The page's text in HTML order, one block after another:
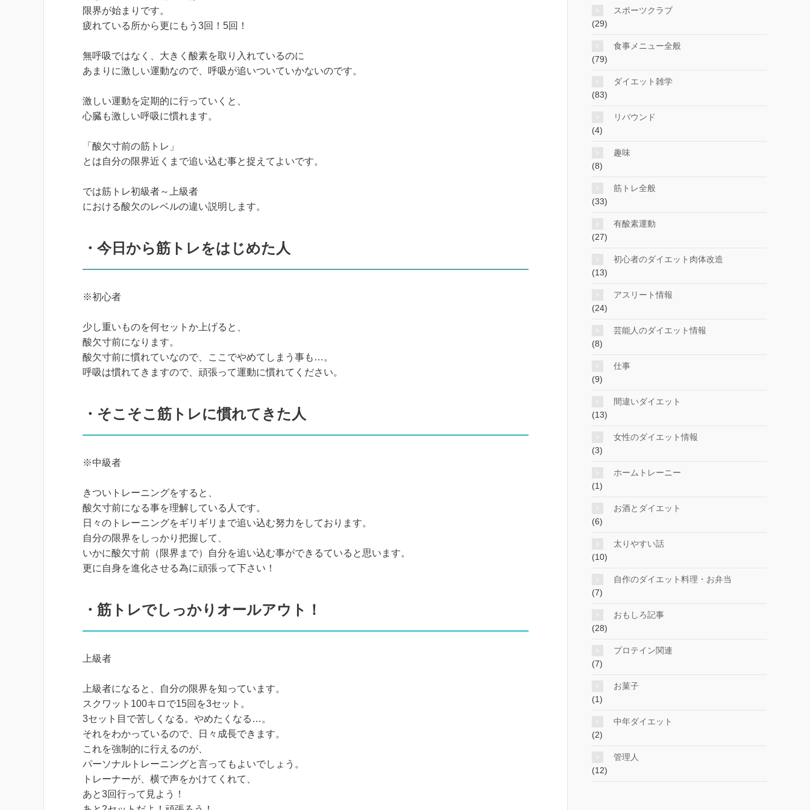
限界が始まりです。
疲れている所から更にもう3回！5回！
無呼吸ではなく、大きく酸素を取り入れているのに
あまりに激しい運動なので、呼吸が追いついていかないのです。
激しい運動を定期的に行っていくと、
心臓も激しい呼吸に慣れます。
「酸欠寸前の筋トレ」
とは自分の限界近くまで追い込む事と捉えてよいです。
では筋トレ初級者～上級者
における酸欠のレベルの違い説明します。
・今日から筋トレをはじめた人
※初心者
少し重いものを何セットか上げると、
酸欠寸前になります。
酸欠寸前に慣れていなので、ここでやめてしまう事も…。
呼吸は慣れてきますので、頑張って運動に慣れてください。
・そこそこ筋トレに慣れてきた人
※中級者
きついトレーニングをすると、
酸欠寸前になる事を理解している人です。
日々のトレーニングをギリギリまで追い込む努力をしております。
自分の限界をしっかり把握して、
いかに酸欠寸前（限界まで）自分を追い込む事ができるていると思います。
更に自身を進化させる為に頑張って下さい！
・筋トレでしっかりオールアウト！
上級者
上級者になると、自分の限界を知っています。
スクワット100キロで15回を3セット。
3セット目で苦しくなる。やめたくなる…。
それをわかっているので、日々成長できます。
これを強制的に行えるのが、
パーソナルトレーニングと言ってもよいでしょう。
トレーナーが、横で声をかけてくれて、
あと3回行って見よう！
スポーツクラブ
(29)
食事メニュー全般
(79)
ダイエット雑学
(83)
リバウンド
(4)
趣味
(8)
筋トレ全般
(33)
有酸素運動
(27)
初心者のダイエット肉体改造
(13)
アスリート情報
(24)
芸能人のダイエット情報
(8)
仕事
(9)
間違いダイエット
(13)
女性のダイエット情報
(3)
ホームトレーニー
(1)
お酒とダイエット
(6)
太りやすい話
(10)
自作のダイエット料理・お弁当
(7)
おもしろ記事
(28)
プロテイン関連
(7)
お菓子
(1)
中年ダイエット
(2)
管理人
(12)